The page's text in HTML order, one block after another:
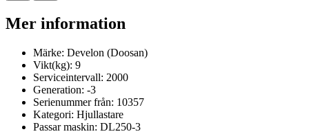
Mer information
Märke: Develon (Doosan)
Vikt(kg): 9
Serviceintervall: 2000
Generation: -3
Serienummer från: 10357
Kategori: Hjullastare
Passar maskin: DL250-3